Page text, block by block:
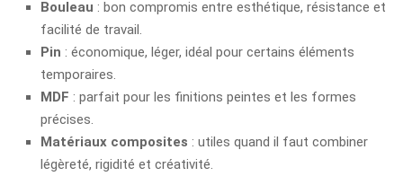
Bouleau : bon compromis entre esthétique, résistance et
facilité de travail.
Pin : économique, léger, idéal pour certains éléments
temporaires.
MDF : parfait pour les finitions peintes et les formes
précises.
Matériaux composites : utiles quand il faut combiner
légèreté, rigidité et créativité.